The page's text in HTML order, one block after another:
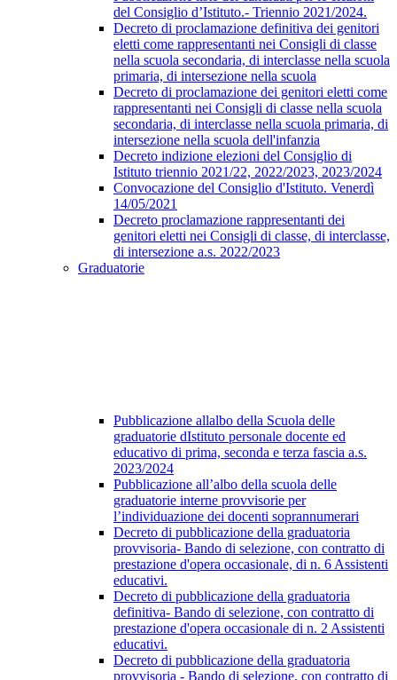
del Consiglio d’Istituto.- Triennio 2021/2024.
Decreto di proclamazione definitiva dei genitori
eletti come rappresentanti nei Consigli di classe
nella scuola secondaria, di interclasse nella scuola
primaria, di intersezione nella scuola
Decreto di proclamazione dei genitori eletti come
rappresentanti nei Consigli di classe nella scuola
secondaria, di interclasse nella scuola primaria, di
intersezione nella scuola dell'infanzia
Decreto indizione elezioni del Consiglio di
Istituto triennio 2021/22, 2022/2023, 2023/2024
Convocazione del Consiglio d'Istituto. Venerdì
14/05/2021
Decreto proclamazione rappresentanti dei
genitori eletti nei Consigli di classe, di interclasse,
di intersezione a.s. 2022/2023
Graduatorie
Pubblicazione allalbo della Scuola delle
graduatorie dIstituto personale docente ed
educativo di prima, seconda e terza fascia a.s.
2023/2024
Pubblicazione all’albo della scuola delle
graduatorie interne provvisorie per
l’individuazione dei docenti soprannumerari
Decreto di pubblicazione della graduatoria
provvisoria- Bando di selezione, con contratto di
prestazione d'opera occasionale, di n. 6 Assistenti
educativi.
Decreto di pubblicazione della graduatoria
definitiva- Bando di selezione, con contratto di
prestazione d'opera occasionale di n. 2 Assistenti
educativi.
Decreto di pubblicazione della graduatoria
provvisoria - Bando di selezione, con contratto di